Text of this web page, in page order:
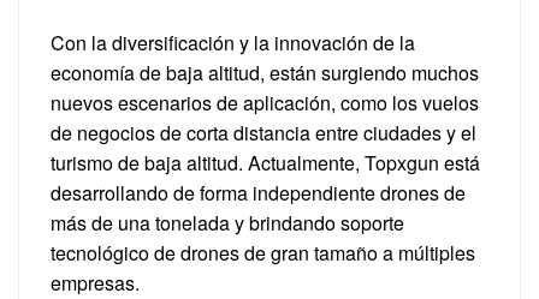
Con la diversificación y la innovación de la
economía de baja altitud, están surgiendo muchos
nuevos escenarios de aplicación, como los vuelos
de negocios de corta distancia entre ciudades y el
turismo de baja altitud. Actualmente, Topxgun está
desarrollando de forma independiente drones de
más de una tonelada y brindando soporte
tecnológico de drones de gran tamaño a múltiples
empresas.